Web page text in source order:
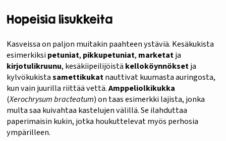
Hopeisia lisukkeita
Kasveissa on paljon muitakin paahteen ystäviä. Kesäkukista
esimerkiksi petuniat, pikkupetuniat, marketatja
kirjotulikruunu, kesäkiipeilijöistä kelloköynnöksetja
kylvökukistasamettikukatnauttivat kuumasta auringosta,
kun vain juurilla riittää vettä.Amppeliolkikukka
(Xerochrysum bracteatum) on taas esimerkki lajista, jonka
multa saa kuivahtaa kastelujen välillä. Se ilahduttaa
paperimaisin kukin, jotka houkuttelevat myös perhosia
ympärilleen.